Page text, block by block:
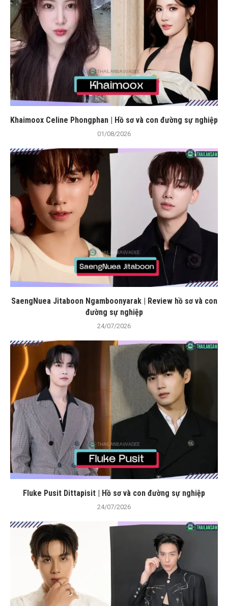
Khaimoox Celine Phongphan | Hồ sơ và con đường sự nghiệp
01/08/2026
SaengNuea Jitaboon Ngamboonyarak | Review hồ sơ và con
đường sự nghiệp
24/07/2026
Fluke Pusit Dittapisit | Hồ sơ và con đường sự nghiệp
24/07/2026